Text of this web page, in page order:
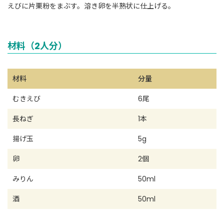
えびに片栗粉をまぶす。溶き卵を半熟状に仕上げる。
材料（2人分）
材料
分量
むきえび
6尾
長ねぎ
1本
揚げ玉
5g
卵
2個
みりん
50ml
酒
50ml